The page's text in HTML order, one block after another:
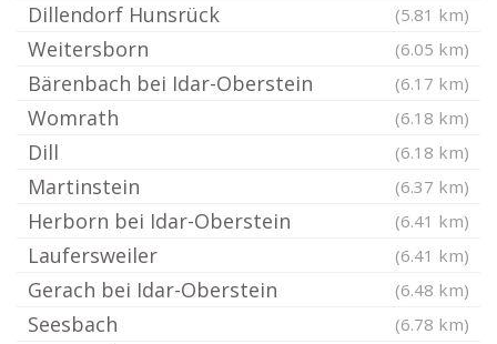
Dillendorf Hunsrück (5.81 km)
Weitersborn (6.05 km)
Bärenbach bei Idar-Oberstein (6.17 km)
Womrath (6.18 km)
Dill (6.18 km)
Martinstein (6.37 km)
Herborn bei Idar-Oberstein (6.41 km)
Laufersweiler (6.41 km)
Gerach bei Idar-Oberstein (6.48 km)
Seesbach (6.78 km)